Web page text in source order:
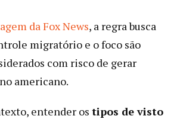
da Fox News, a regra busca
migratório e o foco são
com risco de gerar
americano.
entender os tipos de visto